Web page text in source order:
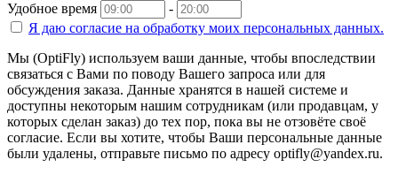
Удобное время
-
Я даю согласие на обработку моих персональных данных.
Мы (OptiFly) используем ваши данные, чтобы впоследствии
связаться с Вами по поводу Вашего запроса или для
обсуждения заказа. Данные хранятся в нашей системе и
доступны некоторым нашим сотрудникам (или продавцам, у
которых сделан заказ) до тех пор, пока вы не отзовёте своё
согласие. Если вы хотите, чтобы Ваши персональные данные
были удалены, отправьте письмо по адресу optifly@yandex.ru.